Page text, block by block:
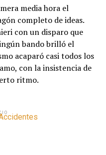
media hora el
completo de ideas.
con un disparo que
bando brilló el
acaparó casi todos los
con la insistencia de
ritmo.